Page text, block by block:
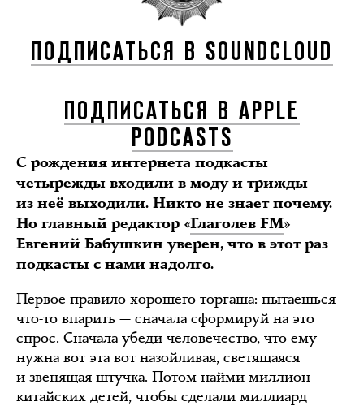
ПОДПИСАТЬСЯ В SOUNDCLOUD
ПОДПИСАТЬСЯ В APPLE
PODCASTS
С рождения интернета подкасты
четырежды входили в моду и трижды
из неё выходили. Никто не знает почему.
Но главный редактор «Глаголев FM»
Евгений Бабушкин уверен, что в этот раз
подкасты с нами надолго.
Первое правило хорошего торгаша: пытаешься
что-то впарить — сначала сформируй на это
спрос. Сначала убеди человечество, что ему
нужна вот эта вот назойливая, светящаяся
и звенящая штучка. Потом найми миллион
китайских детей, чтобы сделали миллиард